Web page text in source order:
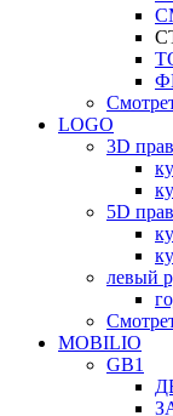
LOGO
3D
5D
левый
MOBILIO
GB1